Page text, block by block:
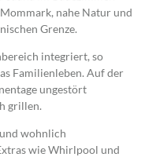
nahe Natur und
Grenze.
integriert, so
Familienleben. Auf der
ungestört
grillen.
wohnlich
wie Whirlpool und